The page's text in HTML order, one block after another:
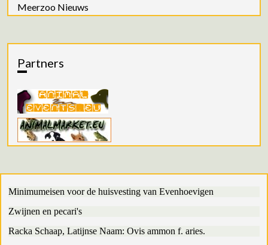
Meerzoo Nieuws
Partners
Minimumeisen voor de huisvesting van Evenhoevigen
Zwijnen en pecari's
Racka Schaap, Latijnse Naam: Ovis ammon f. aries.